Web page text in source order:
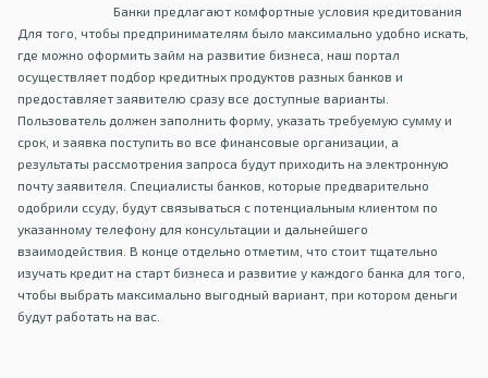
Банки предлагают комфортные условия кредитования
Для того, чтобы предпринимателям было максимально удобно искать,
где можно оформить займ на развитие бизнеса, наш портал
осуществляет подбор кредитных продуктов разных банков и
предоставляет заявителю сразу все доступные варианты.
Пользователь должен заполнить форму, указать требуемую сумму и
срок, и заявка поступить во все финансовые организации, а
результаты рассмотрения запроса будут приходить на электронную
почту заявителя. Специалисты банков, которые предварительно
одобрили ссуду, будут связываться с потенциальным клиентом по
указанному телефону для консультации и дальнейшего
взаимодействия. В конце отдельно отметим, что стоит тщательно
изучать кредит на старт бизнеса и развитие у каждого банка для того,
чтобы выбрать максимально выгодный вариант, при котором деньги
будут работать на вас.